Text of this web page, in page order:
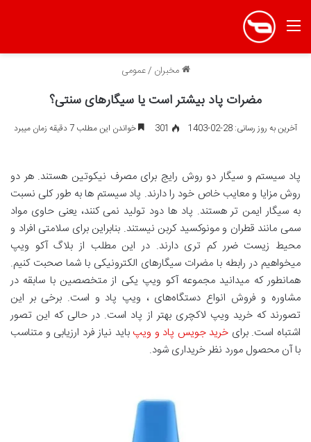
منو
مخبران /عمومی
مضرات پاد بیشتر است یا سیگارهای سنتی؟
آخرین به روز رسانی: 28-02-1403 301 خواندن این مطلب 7 دقیقه زمان میبرد
پاد سیستم و سیگار دو روش رایج برای مصرف نیکوتین هستند. هر دو
روش مزایا و معایب خاص خود را دارند. پاد سیستم ها به طور کلی نسبت
به سیگار ایمن تر هستند. پاد ها دود تولید نمی کنند، یعنی حاوی مواد
سمی مانند قطران و مونوکسید کربن نیستند. بنابراین برای سلامتی افراد و
محیط زیست ضرر کم تری دارند. در این مطلب از بلاگ آکو ویپ
میخواهیم در رابطه با مضرات سیگارهای الکترونیکی با شما صحبت کنیم.
همانطور که میدانید مجموعه آکو ویپ یکی از متخصصین با سابقه در
مشاوره و فروش انواع دستگاه‌های ، ویپ پاد و است. برخی بر این
تصورند که خرید ویپ لاکچری بهتر از پاد است. در حالی که این تصور
اشتباه است. برای خرید جویس پاد و ویپ باید نیاز فرد ارزیابی و متناسب
با آن محصول مورد نظر خریداری شود.